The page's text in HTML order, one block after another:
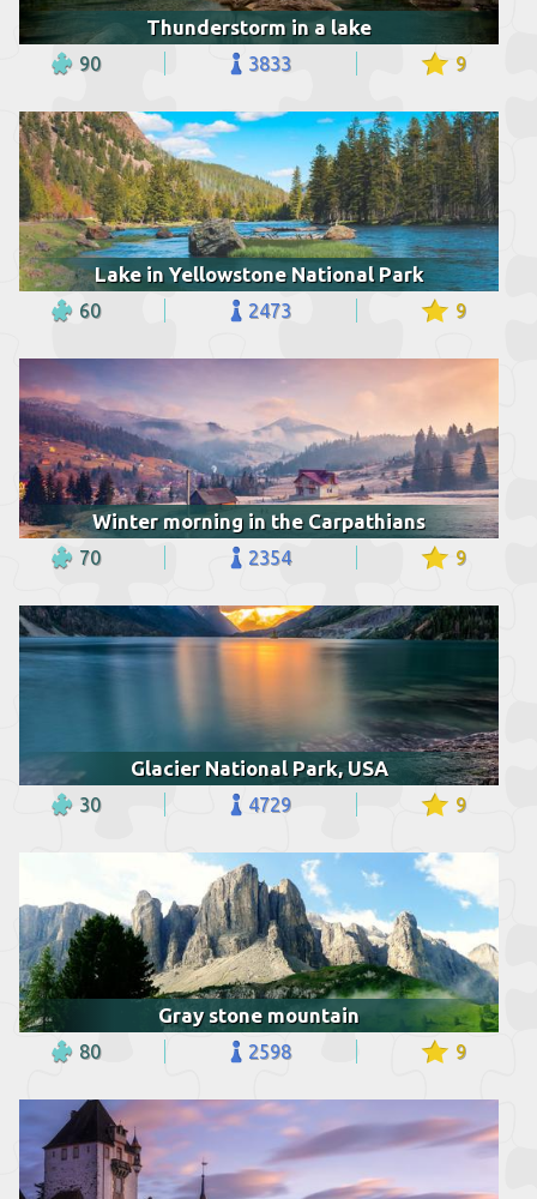
Thunderstorm in a lake
90 3833 9
Lake in Yellowstone National Park
60 2473 9
Winter morning in the Carpathians
70 2354 9
Glacier National Park, USA
30 4729 9
Gray stone mountain
80 2598 9